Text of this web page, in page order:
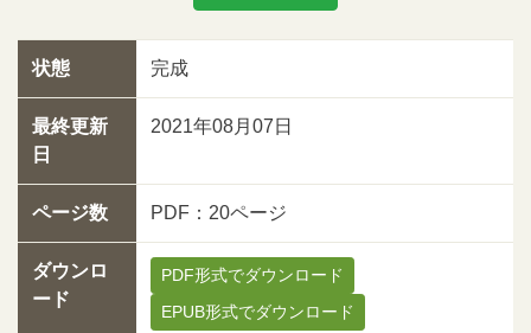
状態 完成
最終更新
日
2021年08月07日
ページ数 PDF：20ページ
ダウンロ
ード
PDF形式でダウンロード
EPUB形式でダウンロード